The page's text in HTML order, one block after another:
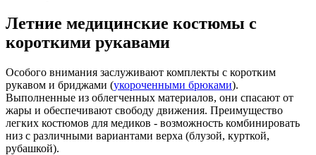
Летние медицинские костюмы с
короткими рукавами
Особого внимания заслуживают комплекты с коротким
рукавом и бриджами (укороченными брюками).
Выполненные из облегченных материалов, они спасают от
жары и обеспечивают свободу движения. Преимущество
легких костюмов для медиков - возможность комбинировать
низ с различными вариантами верха (блузой, курткой,
рубашкой).